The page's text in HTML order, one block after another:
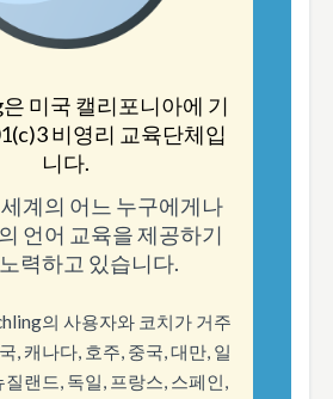
은 미국 캘리포니아에 기
비영리 교육단체입
니다.
계의 어느 누구에게나
언어 교육을 제공하기
력하고 있습니다.
의 사용자와 코치가 거주
, 캐나다, 호주, 중국, 대만, 일
질랜드, 독일, 프랑스, 스페인,